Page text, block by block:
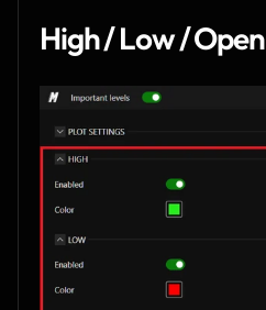
High / Low / Open